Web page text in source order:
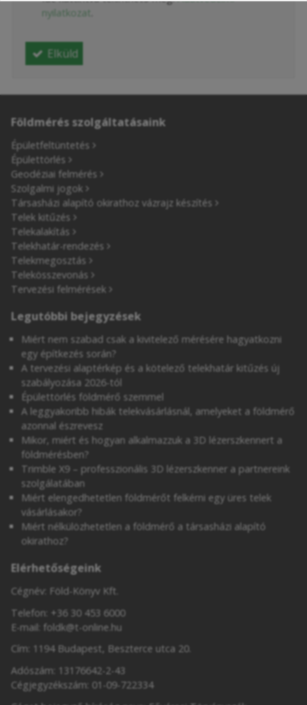
nyilatkozat
Elküld
Földmérés szolgáltatásaink
Épületfeltüntetés
Épülettörlés
Geodéziai felmérés
Szolgalmi jogok
Társasházi alapító okirathoz vázrajz készítés
Telek kitűzés
Telekalakítás
Telekhatár-rendezés
Telekmegosztás
Telekösszevonás
Tervezési felmérések
Legutóbbi bejegyzések
Miért nem szabad csak a kivitelező mérésére hagyatkozni
egy építkezés során?
A tervezési alaptérkép és a kötelező telekhatár kitűzés új
szabályozása 2026-tól
Épülettörlés földmérő szemmel
A leggyakoribb hibák telekvásárlásnál, amelyeket a földmérő
azonnal észrevesz
Mikor, miért és hogyan alkalmazzuk a 3D lézerszkennert a
földmérésben?
Trimble X9 – professzionális 3D lézerszkenner a partnereink
szolgálatában
Miért elengedhetetlen földmérőt felkérni egy üres telek
vásárlásakor?
Miért nélkülözhetetlen a földmérő a társasházi alapító
okirathoz?
Elérhetőségeink
Cégnév: Föld-Könyv Kft.
Telefon: +36 30 453 6000
E-mail: foldk@t-online.hu
Cím: 1194 Budapest, Beszterce utca 20.
Adószám: 13176642-2-43
Cégjegyzékszám: 01-09-722334